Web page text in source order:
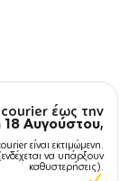
έως την
18 Αυγούστου,
είναι εκτιμώμενη.
να υπάρξουν
καθυστερήσεις).